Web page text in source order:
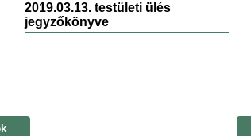
2019.03.13. testületi ülés
jegyzőkönyve